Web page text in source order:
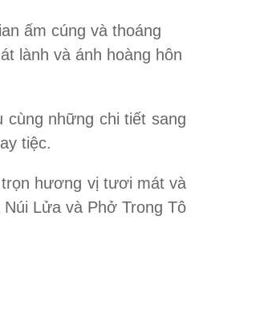
ấm cúng và thoáng
lành và ánh hoàng hôn
những chi tiết sang
tiệc.
hương vị tươi mát và
Lửa và Phở Trong Tô